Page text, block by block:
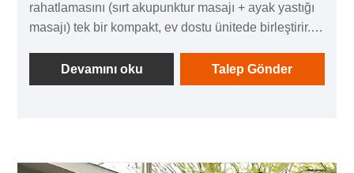
rahatlamasını (sırt akupunktur masajı + ayak yastığı
masajı) tek bir kompakt, ev dostu ünitede birleştirir.
güvenlik aksesuarları (patlamaya dayanıklı ışık,
termometre) ve ergonomik ayrıntılara (ıslak buharlı
Devamını oku Talep Gönder